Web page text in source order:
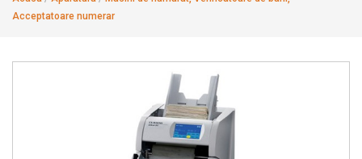
Acceptatoare numerar